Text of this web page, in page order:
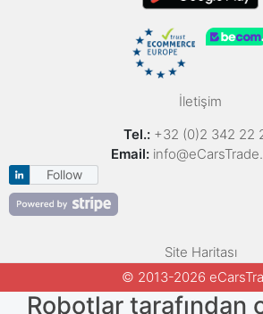
İletişim
Tel.: +32 (0)2 342 22
Email:
Follow
Site Haritası
© 2013-2026
Robotlar tarafından